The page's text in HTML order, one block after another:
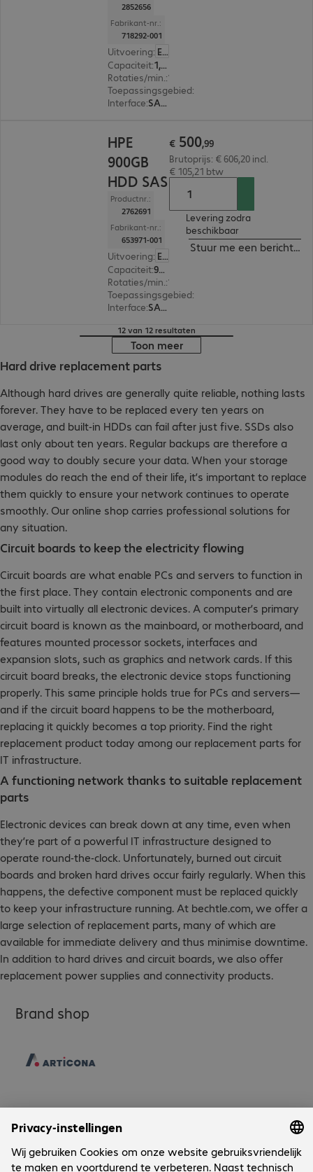
2852656
Fabrikant-nr.:
718292-001
Uitvoering: Europa
Capaciteit: 1,2 TB
Rotaties/min. :
Toepassingsgebied:
Interface: SAS (6 Gbit/s) 6,4 cm (2,5")
HPE
900GB
HDD SAS
Productnr.:
2762691
Fabrikant-nr.:
653971-001
Uitvoering: Europa
Capaciteit: 900 GB
Rotaties/min. :
Toepassingsgebied:
Interface: SAS (6 Gbit/s) 6,4 cm (2,5")
€ 500,99
Brutoprijs: € 606,20 incl.
€ 105,21 btw
Levering zodra
beschikbaar
Stuur me een bericht
12 van 12 resultaten
Toon meer
Hard drive replacement parts
Although hard drives are generally quite reliable, nothing lasts
forever. They have to be replaced every ten years on
average, and built-in HDDs can fail after just five. SSDs also
last only about ten years. Regular backups are therefore a
good way to doubly secure your data. When your storage
modules do reach the end of their life, it’s important to replace
them quickly to ensure your network continues to operate
smoothly. Our online shop carries professional solutions for
any situation.
Circuit boards to keep the electricity flowing
Circuit boards are what enable PCs and servers to function in
the first place. They contain electronic components and are
built into virtually all electronic devices. A computer’s primary
circuit board is known as the mainboard, or motherboard, and
features mounted processor sockets, interfaces and
expansion slots, such as graphics and network cards. If this
circuit board breaks, the electronic device stops functioning
properly. This same principle holds true for PCs and servers—
and if the circuit board happens to be the motherboard,
replacing it quickly becomes a top priority. Find the right
replacement product today among our replacement parts for
IT infrastructure.
A functioning network thanks to suitable replacement
parts
Electronic devices can break down at any time, even when
they’re part of a powerful IT infrastructure designed to
operate round-the-clock. Unfortunately, burned out circuit
boards and broken hard drives occur fairly regularly. When this
happens, the defective component must be replaced quickly
to keep your infrastructure running. At bechtle.com, we offer a
large selection of replacement parts, many of which are
available for immediate delivery and thus minimise downtime.
In addition to hard drives and circuit boards, we also offer
replacement power supplies and connectivity products.
Brand shop
Onderneming